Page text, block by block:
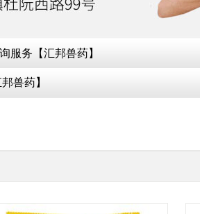
服务【汇邦兽药】
兽药】